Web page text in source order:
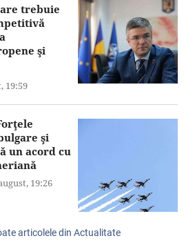
trebuie
şi
19:59
şi
un acord cu
19:26
articolele din Actualitate